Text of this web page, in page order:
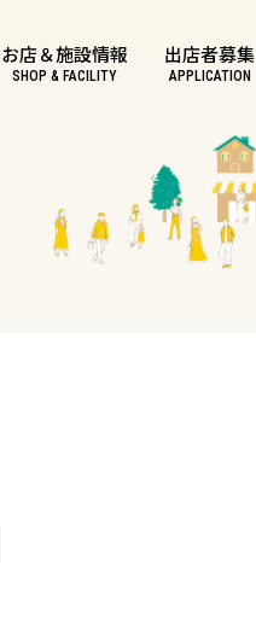
お店＆施設情報
SHOP & FACILITY
出店者募集
APPLICATION